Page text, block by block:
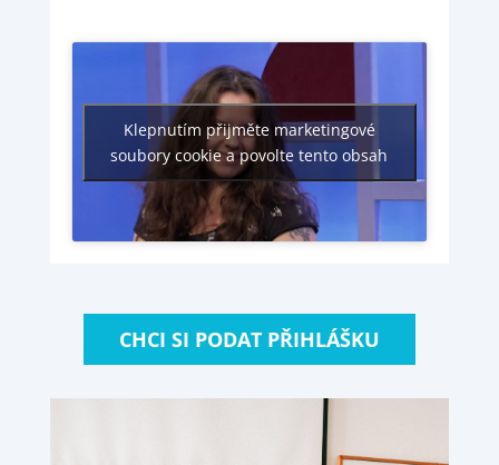
Klepnutím přijměte marketingové
soubory cookie a povolte tento obsah
CHCI SI PODAT PŘIHLÁŠKU